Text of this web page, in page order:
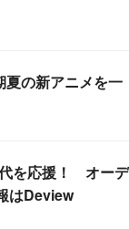
夏の新アニメを一
を応援！ オーデ
はDeview